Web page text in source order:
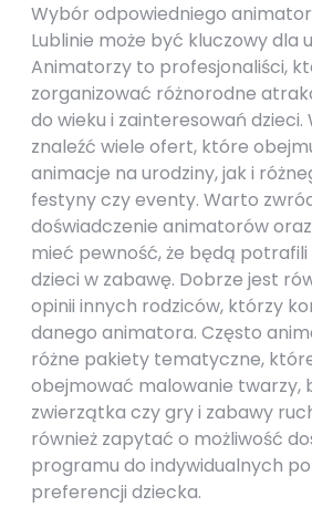
Wybór odpowiedniego
Lublinie może być kluczowy dla
Animatorzy to profesjonaliści,
zorganizować różnorodne
do wieku i zainteresowań dzieci.
znaleźć wiele ofert, które
animacje na urodziny, jak i
festyny czy eventy. Warto
doświadczenie animatorów
mieć pewność, że będą
dzieci w zabawę. Dobrze jest
opinii innych rodziców, którzy
danego animatora. Często
różne pakiety tematyczne,
obejmować malowanie twarzy,
zwierzątka czy gry i zabawy
również zapytać o możliwość
programu do indywidualnych
preferencji dziecka.